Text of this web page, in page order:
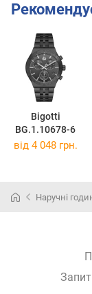
Bigotti
BG.1.10678-6
від 4 048 грн.
Наручні